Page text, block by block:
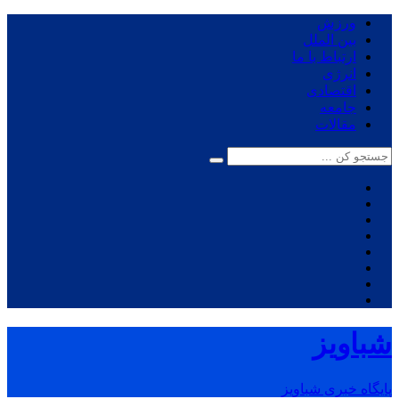
ورزش
بین الملل
ارتباط با ما
انرژی
اقتصادی
جامعه
مقالات
شباویز
پایگاه خبری شباویز